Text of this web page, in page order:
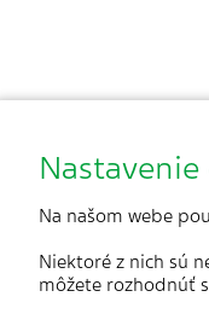
Na našom webe
Niektoré z nich sú
môžete rozhodnúť